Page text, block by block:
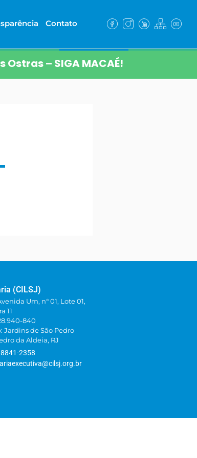
Contato
– SIGA MACAÉ!
(CILSJ)
Um, n° 01, Lote 01,
11
840
Jardins de São Pedro
da Aldeia, RJ
2358